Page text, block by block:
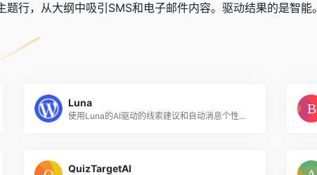
行，从大纲中吸引SMS和电子邮件内容。驱动结果的是智能。
Luna
使用Luna的AI驱动的线索建议和自动消息个性化冷电子邮件。
QuizTargetAI